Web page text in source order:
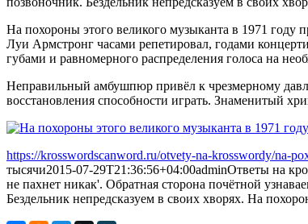
На похороны этого великого музыканта в 1971 году
Луи Армстронг часами репетировал, годами
губами и равномерного распределения голоса на
Неправильный амбушпюр привёл к чрезмерному
восстановления способности играть. Знаменитый
https://krosswordscanword.ru/otvety-na-krosswordy/na-
тысячи2015-07-29T21:36:56+04:00adminОтветы на
не пахнет никак'. Обратная сторона почётной
Бездельник непредсказуем в своих хворях. На